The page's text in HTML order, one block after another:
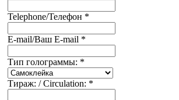
Telephone/Телефон *
E-mail/Ваш E-mail *
Тип голограммы: *
Тираж: / Circulation: *